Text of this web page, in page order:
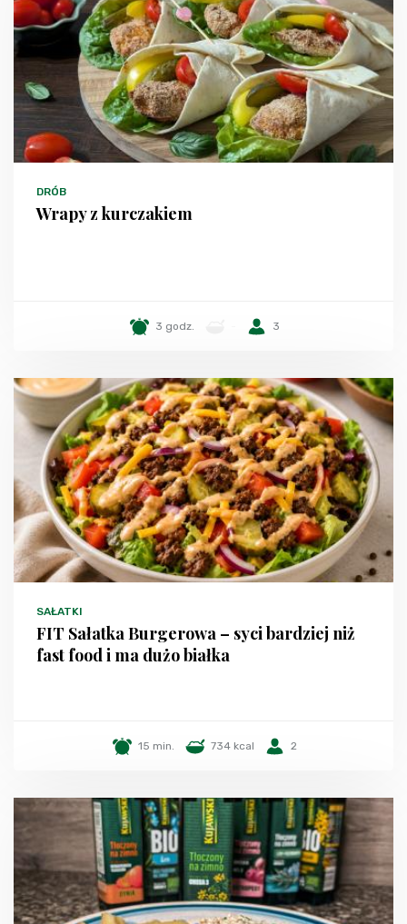
DRÓB
Wrapy z kurczakiem
3 godz. 3
SAŁATKI
FIT Sałatka Burgerowa – syci bardziej niż
fast food i ma dużo białka
15 min. 734 kcal 2